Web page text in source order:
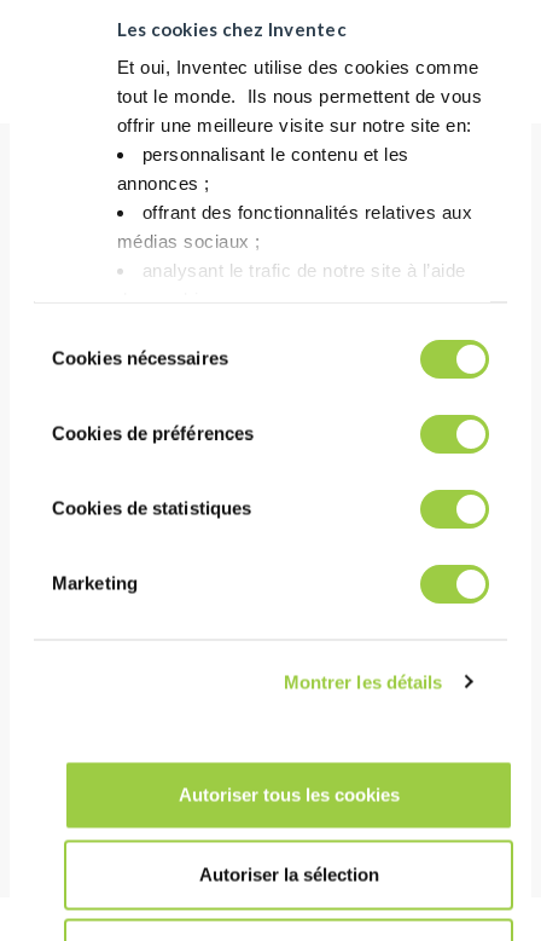
Les cookies chez Inventec
Et oui, Inventec utilise des cookies comme
tout le monde. ​ Ils nous permettent de vous
offrir une meilleure visite sur notre site en:​
personnalisant le contenu et les
annonces ;​
offrant des fonctionnalités relatives aux
médias sociaux ; ​
analysant le trafic de notre site à l’aide
refuser ou de les paramétrer.​ Pas de
panique, vous pourrez également modifier à
tout moment vos choix dans l'onglet Gérer
les cookies.​ ​ ​
duCookies nécessaires
Cookies de préférences
Cookies de statistiques
Marketing
Montrer les détails
Autoriser tous les cookies
Autoriser la sélection
清洗后保护铁合金免受腐蚀